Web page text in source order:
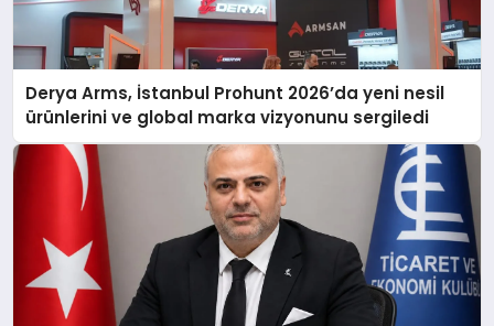
Derya Arms, İstanbul Prohunt 2026’da yeni nesil
ürünlerini ve global marka vizyonunu sergiledi